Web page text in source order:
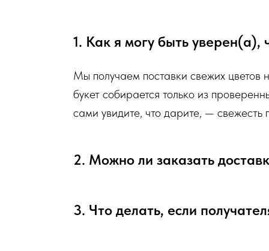
и видео непосредственно того букета, который наш
Доставка цветов в Севастополе. Качественно. Быстро.
1. Как я могу быть уверен(а),
Мы получаем поставки свежих
букет собирается только из
сами увидите, что дарите, — свежесть
2. Можно ли заказать
3. Что делать, если